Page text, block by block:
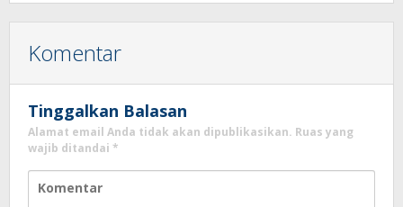
Komentar
Tinggalkan Balasan
Alamat email Anda tidak akan dipublikasikan. Ruas yang
wajib ditandai *